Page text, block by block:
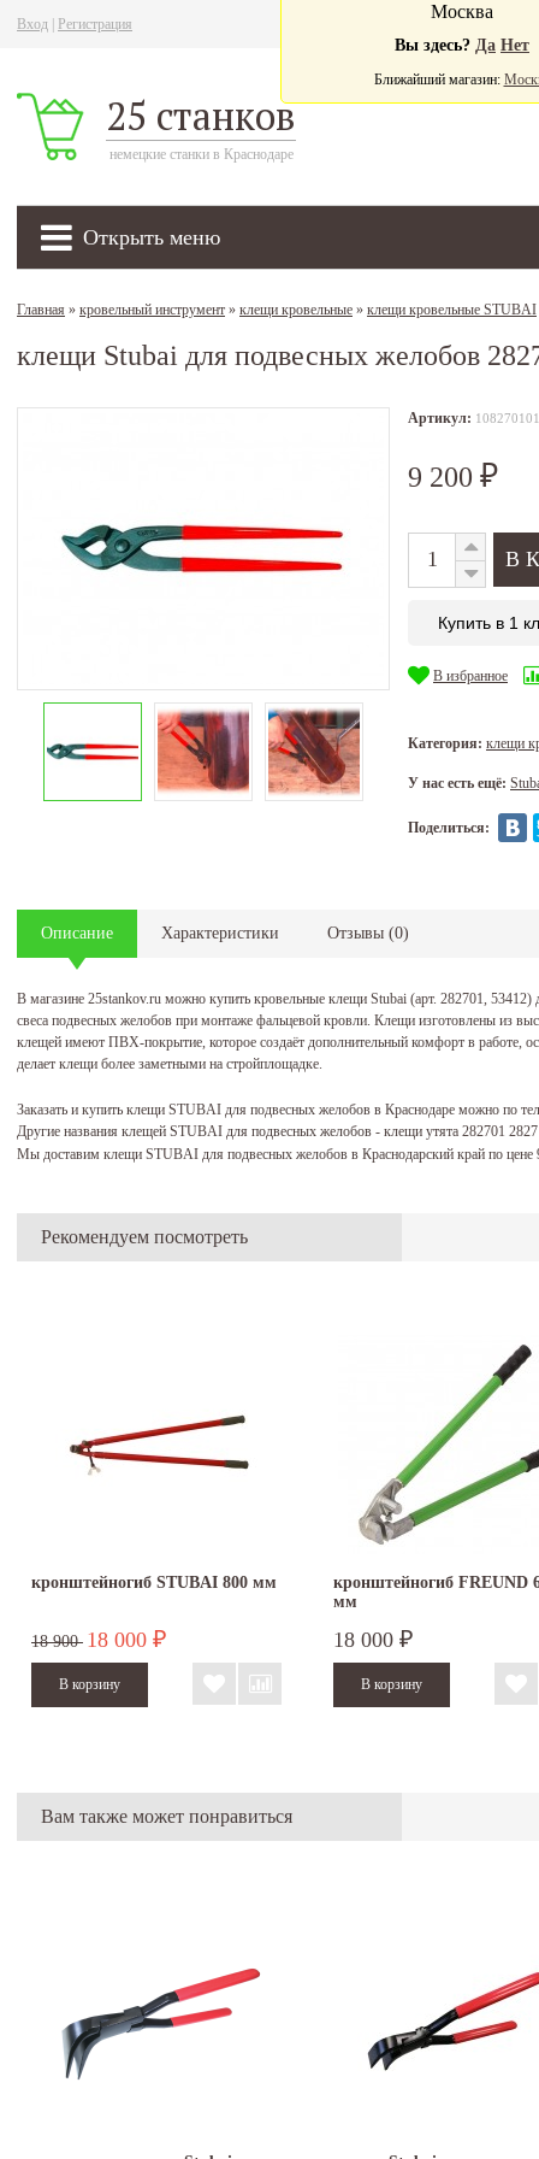
Вход Регистрация
25 станков
немецкие станки в Краснодаре
Открыть меню
Москва
Вы здесь? Да Нет
Ближайший магазин:
Главная » кровельный инструмент » клещи кровельные » клещи кровельные STUBAI
клещи Stubai для подвесных желобов
Артикул: 108270101
9 200 ₽
Купить в 1
В избранное
Категория: клещи
У нас есть ещё:
Поделиться:
Описание Характеристики Отзывы (0)
В магазине 25stankov.ru можно купить кровельные клещи Stubai (арт. 282701,
свеса подвесных желобов при монтаже фальцевой кровли. Клещи изготовлены из
клещей имеют ПВХ-покрытие, которое создаёт дополнительный комфорт в работе,
делает клещи более заметными на стройплощадке.
Заказать и купить клещи STUBAI для подвесных желобов в Краснодаре можно по
Другие названия клещей STUBAI для подвесных желобов - клещи утята 282701
Мы доставим клещи STUBAI для подвесных желобов в Краснодарский край по цене
Рекомендуем посмотреть
кронштейногиб STUBAI 800 мм
18 900 18 000 ₽
кронштейногиб FREUND
мм
18 000 ₽
Вам также может понравиться